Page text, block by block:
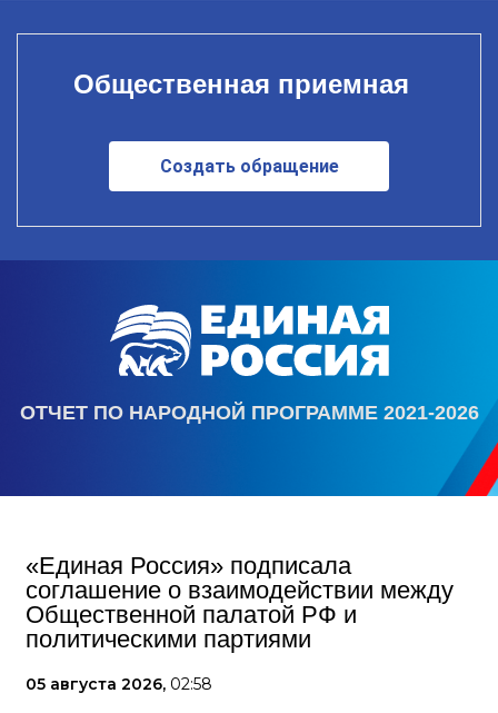
Общественная приемная
Создать обращение
ОТЧЕТ ПО НАРОДНОЙ ПРОГРАММЕ 2021-2026
«Единая Россия» подписала
соглашение о взаимодействии между
Общественной палатой РФ и
политическими партиями
05 августа 2026, 02:58